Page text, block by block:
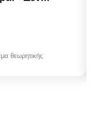
θεωρητικής